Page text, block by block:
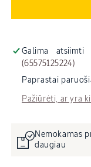
Galima atsiimti
(65575125224)
Paprastai
Pažiūrėti, ar yra
Nemokamas
daugiau